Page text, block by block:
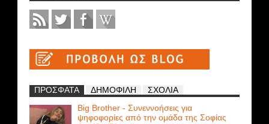
ΠΡΟΣΦΑΤΑ ΔΗΜΟΦΙΛΗ
ΣΧΟΛΙΑ
Big Brother - Συνεννοήσεις για
ψηφοφορίες από την ομάδα της Σοφίας